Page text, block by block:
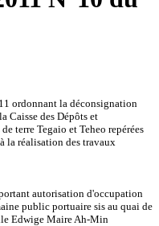
ordonnant la déconsignation
Caisse des Dépôts et
terre Tegaio et Teheo repérées
la réalisation des travaux
autorisation d'occupation
public portuaire sis au quai de
Edwige Maire Ah-Min